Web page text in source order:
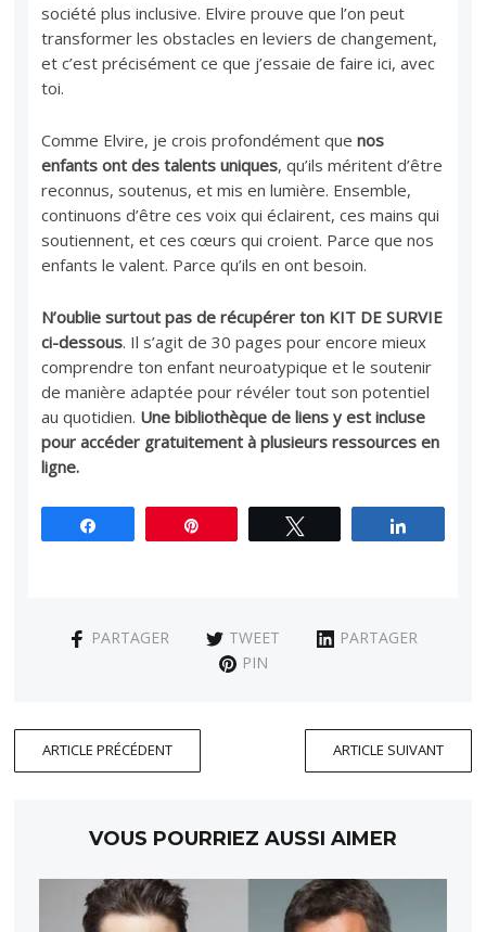
société plus inclusive. Elvire prouve que l’on peut
transformer les obstacles en leviers de changement,
et c’est précisément ce que j’essaie de faire ici, avec
toi.
Comme Elvire, je crois profondément quenos
enfants ont des talents uniques, qu’ils méritent d’être
reconnus, soutenus, et mis en lumière. Ensemble,
continuons d’être ces voix qui éclairent, ces mains qui
soutiennent, et ces cœurs qui croient. Parce que nos
enfants le valent. Parce qu’ils en ont besoin.
N’oublie surtout pas de récupérer ton KIT DE SURVIE
ci-dessous. Il s’agit de 30 pages pour encore mieux
comprendre ton enfant neuroatypique et le soutenir
de manière adaptée pour révéler tout son potentiel
au quotidien. Une bibliothèque de liens y est incluse
pour accéder gratuitement à plusieurs ressources en
ligne.
PARTAGER TWEET
PARTAGER
PIN
ARTICLE PRÉCÉDENT ARTICLE SUIVANT
VOUS POURRIEZ AUSSI AIMER